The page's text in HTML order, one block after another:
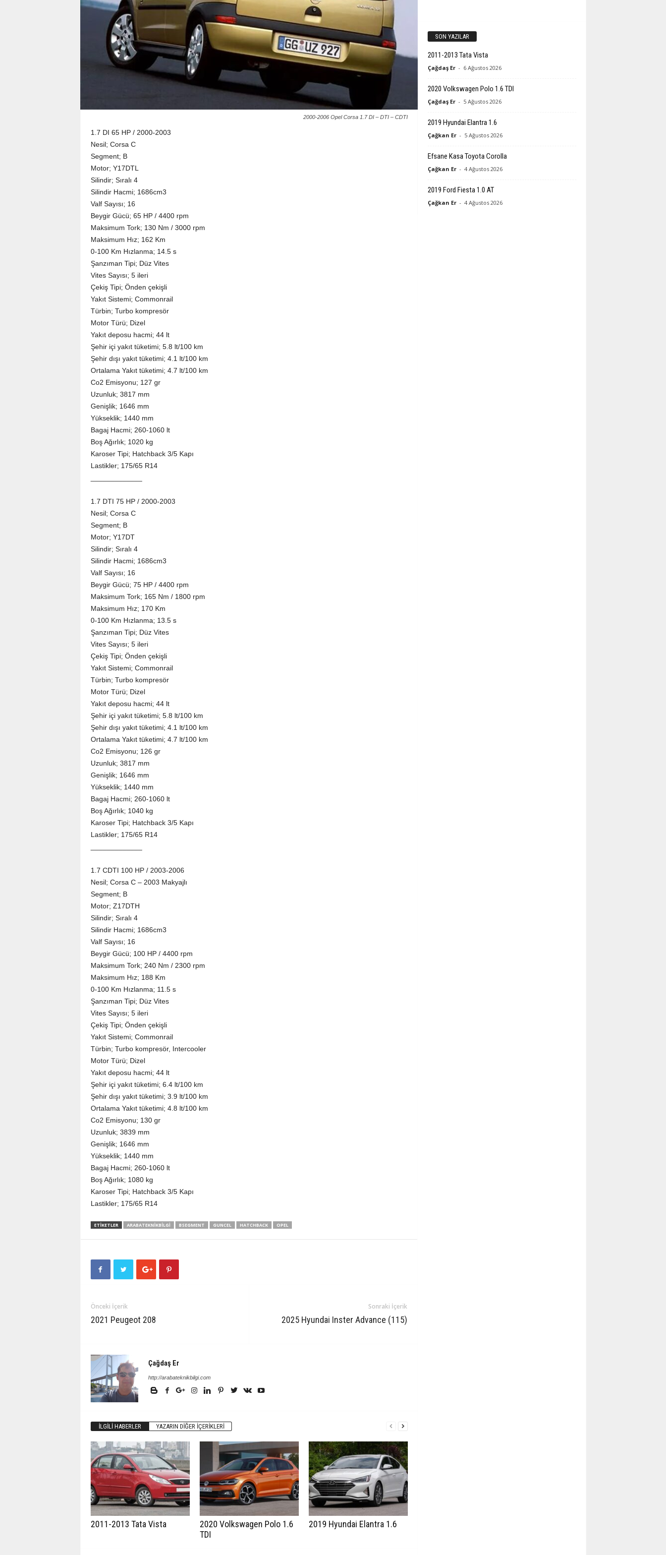
B
i
l
g
2000-2006 Opel Corsa 1.7 DI – DTI – CDTI
1.7 DI 65 HP / 2000-2003
Nesil; Corsa C
Segment; B
Motor; Y17DTL
Silindir; Sıralı 4
Silindir Hacmi; 1686cm3
Valf Sayısı; 16
Beygir Gücü; 65 HP / 4400 rpm
Maksimum Tork; 130 Nm / 3000 rpm
Maksimum Hız; 162 Km
0-100 Km Hızlanma; 14.5 s
Şanzıman Tipi; Düz Vites
Vites Sayısı; 5 ileri
Çekiş Tipi; Önden çekişli
Yakıt Sistemi; Commonrail
Türbin; Turbo kompresör
Motor Türü; Dizel
Yakıt deposu hacmi; 44 lt
Şehir içi yakıt tüketimi; 5.8 lt/100 km
Şehir dışı yakıt tüketimi; 4.1 lt/100 km
Ortalama Yakıt tüketimi; 4.7 lt/100 km
Co2 Emisyonu; 127 gr
Uzunluk; 3817 mm
Genişlik; 1646 mm
Yükseklik; 1440 mm
Bagaj Hacmi; 260-1060 lt
Boş Ağırlık; 1020 kg
Karoser Tipi; Hatchback 3/5 Kapı
Lastikler; 175/65 R14
1.7 DTI 75 HP / 2000-2003
Nesil; Corsa C
Segment; B
Motor; Y17DT
Silindir; Sıralı 4
Silindir Hacmi; 1686cm3
Valf Sayısı; 16
Beygir Gücü; 75 HP / 4400 rpm
Maksimum Tork; 165 Nm / 1800 rpm
Maksimum Hız; 170 Km
0-100 Km Hızlanma; 13.5 s
Şanzıman Tipi; Düz Vites
Vites Sayısı; 5 ileri
Çekiş Tipi; Önden çekişli
Yakıt Sistemi; Commonrail
Türbin; Turbo kompresör
Motor Türü; Dizel
Yakıt deposu hacmi; 44 lt
Şehir içi yakıt tüketimi; 5.8 lt/100 km
Şehir dışı yakıt tüketimi; 4.1 lt/100 km
Ortalama Yakıt tüketimi; 4.7 lt/100 km
Co2 Emisyonu; 126 gr
Uzunluk; 3817 mm
Genişlik; 1646 mm
Yükseklik; 1440 mm
Bagaj Hacmi; 260-1060 lt
Boş Ağırlık; 1040 kg
Karoser Tipi; Hatchback 3/5 Kapı
Lastikler; 175/65 R14
1.7 CDTI 100 HP / 2003-2006
Nesil; Corsa C – 2003 Makyajlı
Segment; B
Motor; Z17DTH
Silindir; Sıralı 4
Silindir Hacmi; 1686cm3
Valf Sayısı; 16
Beygir Gücü; 100 HP / 4400 rpm
Maksimum Tork; 240 Nm / 2300 rpm
Maksimum Hız; 188 Km
0-100 Km Hızlanma; 11.5 s
Şanzıman Tipi; Düz Vites
Vites Sayısı; 5 ileri
Çekiş Tipi; Önden çekişli
Yakıt Sistemi; Commonrail
Türbin; Turbo kompresör, Intercooler
Motor Türü; Dizel
Yakıt deposu hacmi; 44 lt
Şehir içi yakıt tüketimi; 6.4 lt/100 km
Şehir dışı yakıt tüketimi; 3.9 lt/100 km
Ortalama Yakıt tüketimi; 4.8 lt/100 km
Co2 Emisyonu; 130 gr
Uzunluk; 3839 mm
Genişlik; 1646 mm
Yükseklik; 1440 mm
Bagaj Hacmi; 260-1060 lt
Boş Ağırlık; 1080 kg
Karoser Tipi; Hatchback 3/5 Kapı
Lastikler; 175/65 R14
ETIKETLER ARABATEKNIKBILGI BSEGMENT GUNCEL HATCHBACK OPEL
Önceki İçerik
2021 Peugeot 208
Sonraki İçerik
2025 Hyundai Inster Advance (115)
Çağdaş Er
http://arabateknikbilgi.com
İLGILI HABERLER YAZARIN DIĞER İÇERIKLERI
2011-2013 Tata Vista
2020 Volkswagen Polo 1.6
TDI
2019 Hyundai Elantra 1.6
SON YAZILAR
2011-2013 Tata Vista
Çağdaş Er - 6 Ağustos 2026
2020 Volkswagen Polo 1.6 TDI
Çağdaş Er - 5 Ağustos 2026
2019 Hyundai Elantra 1.6
Çağkan Er - 5 Ağustos 2026
Efsane Kasa Toyota Corolla
Çağkan Er - 4 Ağustos 2026
2019 Ford Fiesta 1.0 AT
Çağkan Er - 4 Ağustos 2026